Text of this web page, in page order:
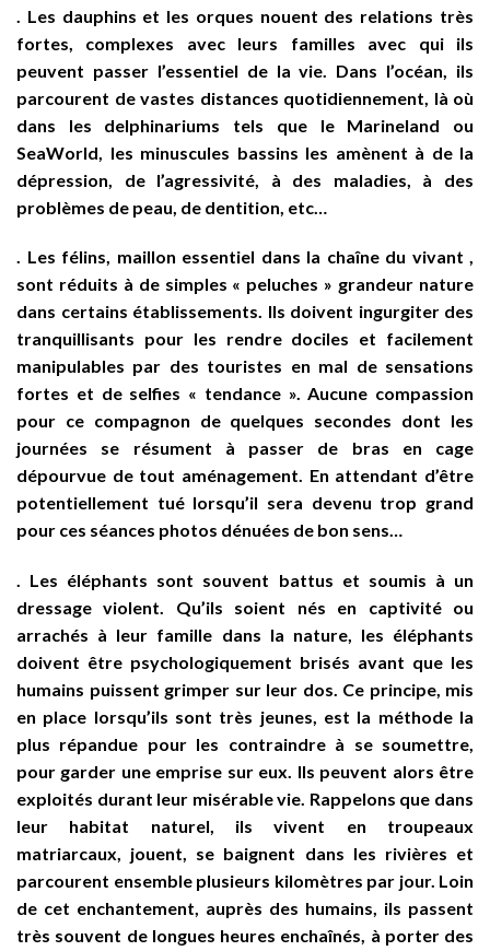
. Les dauphins et les orques nouent des relations très
fortes, complexes avec leurs familles avec qui ils
peuvent passer l’essentiel de la vie. Dans l’océan, ils
parcourent de vastes distances quotidiennement, là où
dans les delphinariums tels que le Marineland ou
SeaWorld, les minuscules bassins les amènent à de la
dépression, de l’agressivité, à des maladies, à des
problèmes de peau, de dentition, etc…
. Les félins, maillon essentiel dans la chaîne du vivant ,
sont réduits à de simples « peluches » grandeur nature
dans certains établissements. Ils doivent ingurgiter des
tranquillisants pour les rendre dociles et facilement
manipulables par des touristes en mal de sensations
fortes et de selfies « tendance ». Aucune compassion
pour ce compagnon de quelques secondes dont les
journées se résument à passer de bras en cage
dépourvue de tout aménagement. En attendant d’être
potentiellement tué lorsqu’il sera devenu trop grand
pour ces séances photos dénuées de bon sens…
. Les éléphants sont souvent battus et soumis à un
dressage violent. Qu’ils soient nés en captivité ou
arrachés à leur famille dans la nature, les éléphants
doivent être psychologiquement brisés avant que les
humains puissent grimper sur leur dos. Ce principe, mis
en place lorsqu’ils sont très jeunes, est la méthode la
plus répandue pour les contraindre à se soumettre,
pour garder une emprise sur eux. Ils peuvent alors être
exploités durant leur misérable vie. Rappelons que dans
leur habitat naturel, ils vivent en troupeaux
matriarcaux, jouent, se baignent dans les rivières et
parcourent ensemble plusieurs kilomètres par jour. Loin
de cet enchantement, auprès des humains, ils passent
très souvent de longues heures enchaînés, à porter des